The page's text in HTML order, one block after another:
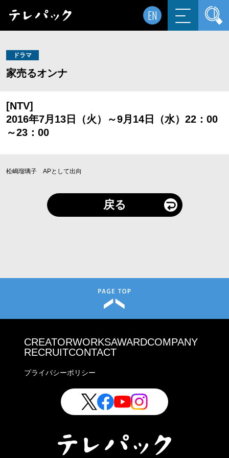
EN
ドラマ
家売るオンナ
[NTV]
2016年7月13日（火）～9月14日（水）22：00
～23：00
松嶋瑠璃子 APとして出向
戻る
CREATORWORKSAWARDCOMPANY
RECRUITCONTACT
プライバシーポリシー